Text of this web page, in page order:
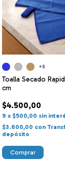
Toalla Secado
cm
$4.500,00
9 x $500,00 sin
$3.600,00 con
depósito
+8
Comprar